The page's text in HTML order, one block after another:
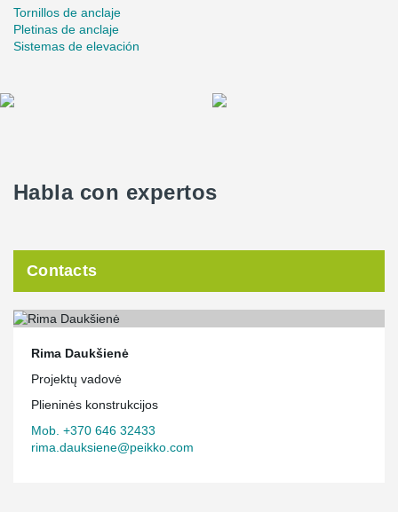
Tornillos de anclaje
Pletinas de anclaje
Sistemas de elevación
Habla con expertos
Contacts
Rima Daukšienė
Projektų vadovė
Plieninės konstrukcijos
Mob. +370 646 32433
rima.dauksiene@peikko.com